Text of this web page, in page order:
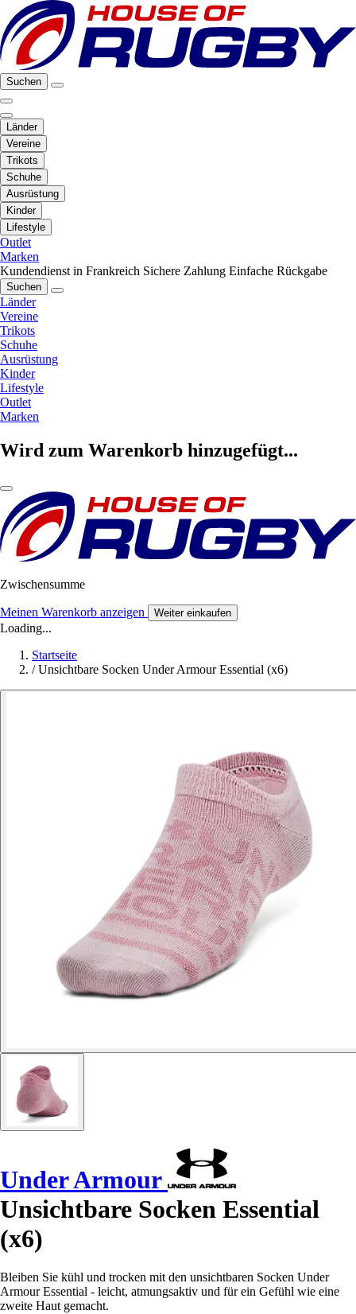
Suchen
Länder
Vereine
Trikots
Schuhe
Ausrüstung
Kinder
Lifestyle
Outlet
Marken
Kundendienst in Frankreich Sichere Zahlung Einfache Rückgabe
Suchen
Länder
Vereine
Trikots
Schuhe
Ausrüstung
Kinder
Lifestyle
Outlet
Marken
Wird zum Warenkorb hinzugefügt...
Zwischensumme
Meinen Warenkorb anzeigen Weiter einkaufen
Loading...
Startseite
/ Unsichtbare Socken Under Armour Essential (x6)
Under Armour
Unsichtbare Socken Essential
(x6)
Bleiben Sie kühl und trocken mit den unsichtbaren Socken Under
Armour Essential - leicht, atmungsaktiv und für ein Gefühl wie eine
zweite Haut gemacht.